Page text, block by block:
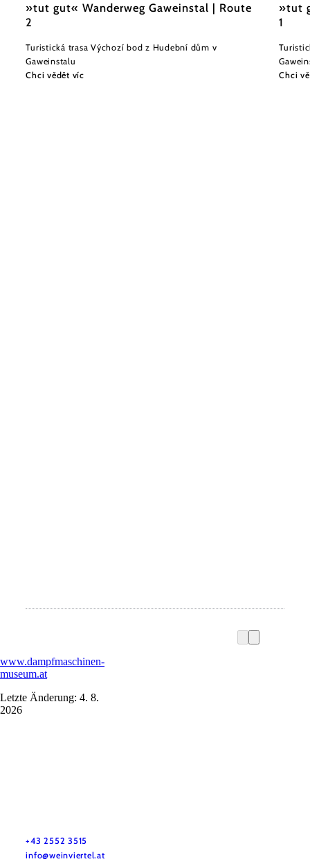
»tut gut« Wanderweg Gaweinstal | Route
2
Turistická trasa Výchozí bod z Hudební dům v
Gaweinstalu
Chci vědět víc
»tut
1
Chci
www.dampfmaschinen-
museum.at
Letzte Änderung: 4. 8.
2026
+43 2552 3515
info@weinviertel.at